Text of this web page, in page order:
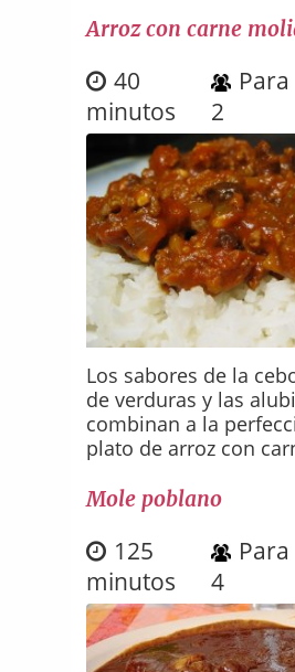
Arroz con carne
40
minutos
Para
2
Los sabores de la
de verduras y las
combinan a la
plato de arroz con
Mole poblano
125
minutos
Para
4